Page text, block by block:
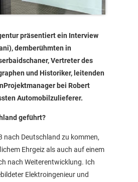
präsentiert ein Interview
demberühmten in
Vertreter des
und Historiker, leitenden
bei Robert
Automobilzulieferer.
geführt?
nach Deutschland zu kommen,
Ehrgeiz als auch auf einem
nach Weiterentwicklung. Ich
Elektroingenieur und